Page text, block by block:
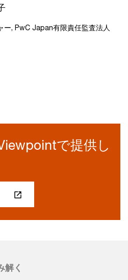
ー, PwC Japan有限責任監査法人
で提供し
解く